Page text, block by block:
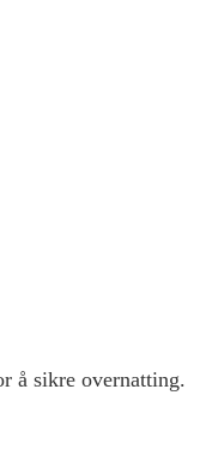
å sikre overnatting.